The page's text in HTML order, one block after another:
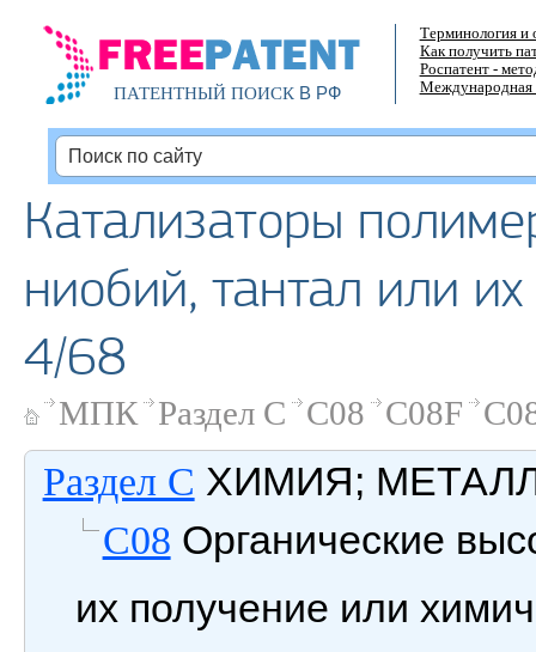
ПАТЕНТНЫЙ ПОИСКВ РФ
Терминология и
Как получить
Роспатент -
Международная
Катализаторы
ниобий, тантал или
4/68
МПК Раздел C C08 C08F
Раздел C ХИМИЯ;
C08 Органические
их получение или